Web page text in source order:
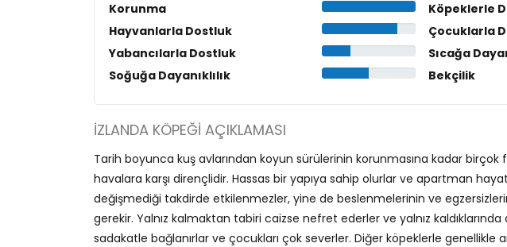
Korunma
Köpeklerle
Hayvanlarla Dostluk
Çocuklarla
Yabancılarla Dostluk
Sıcağa
Soğuğa Dayanıklılık
Bekçilik
İZLANDA KÖPEĞI AÇIKLAMASI
Tarih boyunca kuş avlarından koyun sürülerinin korunmasına kadar birçok
havalara karşı dirençlidir. Hassas bir yapıya sahip olurlar ve apartman
değişmediği takdirde etkilenmezler, yine de beslenmelerinin ve
gerekir. Yalnız kalmaktan tabiri caizse nefret ederler ve yalnız
sadakatle bağlanırlar ve çocukları çok severler. Diğer köpeklerle genellikle